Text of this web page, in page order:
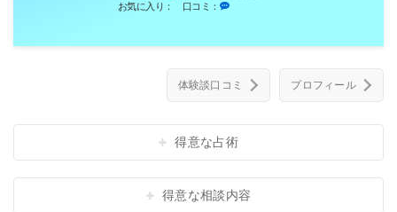
お気に入り：
口コミ：
体験談口コミ プロフィール
得意な占術
得意な相談内容